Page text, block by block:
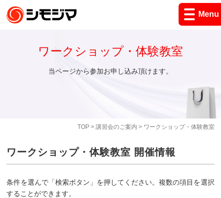
Menu
TOP> 講習会のご案内 > ワークショップ・体験教室
ワークショップ・体験教室
当ページから参加お申し込み頂けます。
ワークショップ・体験教室 開催情報
条件を選んで「検索ボタン」を押してください。複数の項目を選択
することができます。